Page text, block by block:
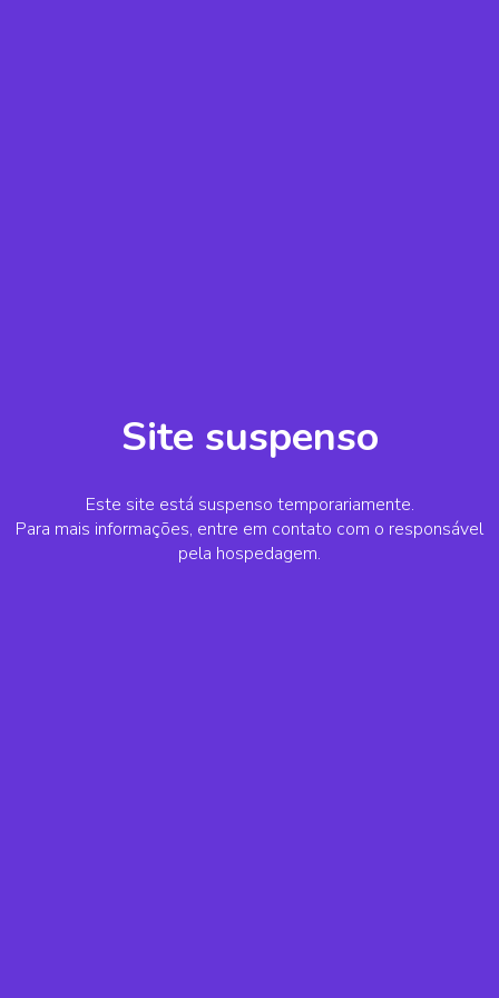
Site suspenso
Este site está suspenso temporariamente.
Para mais informações, entre em contato com o responsável
pela hospedagem.